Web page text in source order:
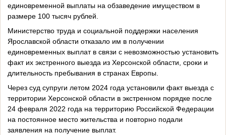
единовременной выплаты на обзаведение имуществом в
размере 100 тысяч рублей.
Министерство труда и социальной поддержки населения
Ярославской области отказало им в получении
единовременных выплат в связи с невозможностью установить
факт их экстренного выезда из Херсонской области, сроки и
длительность пребывания в странах Европы.
Через суд супруги летом 2024 года установили факт выезда с
территории Херсонской области в экстренном порядке после
24 февраля 2022 года на территорию Российской Федерации
на постоянное место жительства и повторно подали
заявления на получение выплат.